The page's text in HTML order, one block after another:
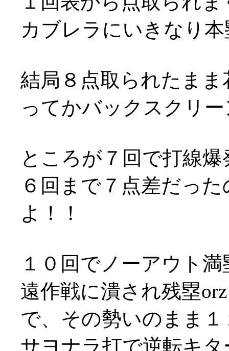
カブレラにいきなり
結局８点取られたまま
ってかバックスクリ
ところが７回で打線爆
６回まで７点差だっ
よ！！
１０回でノーアウト
遠作戦に潰され残塁orz
で、その勢いのまま
サヨナラ打で逆転キ